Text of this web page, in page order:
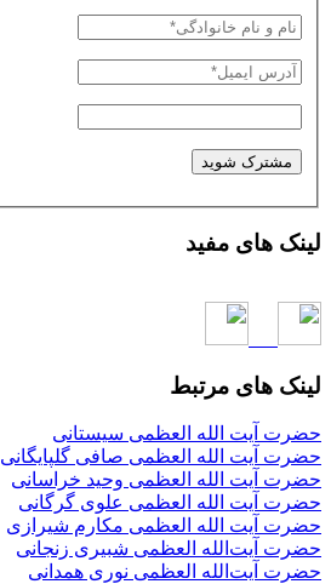
لینک های مفید
لینک های مرتبط
حضرت آیت الله العظمی سیستانی
حضرت آیت الله العظمی صافی گلپایگانی
حضرت آیت الله العظمی وحید خراسانی
حضرت آیت الله العظمی علوی گرگانی
حضرت آیت الله العظمی مکارم شیرازی
حضرت آیت‌الله العظمی شبیری زنجانی
حضرت آیت‌الله العظمی نوری همدانی